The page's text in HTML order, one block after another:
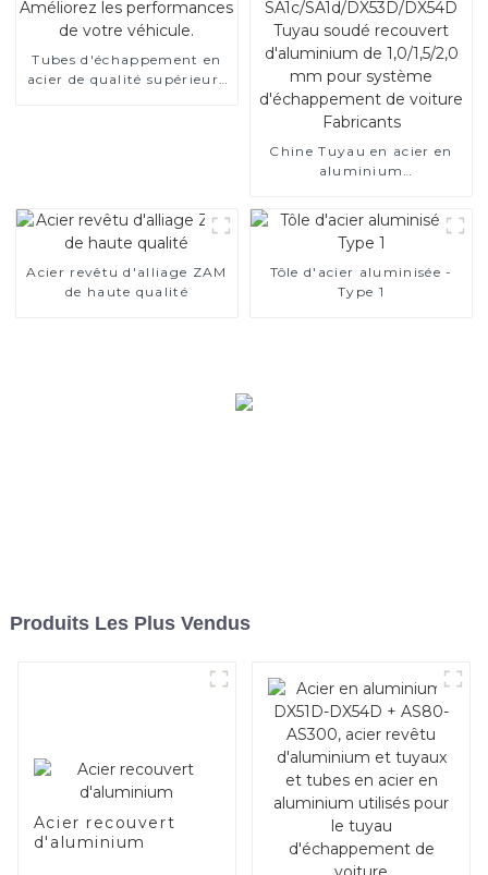
Tubes d'échappement en
acier de qualité supérieure
Chine Tuyau en acier en
aluminium
d'aluminium de 1,0/1,5/2,0
mm pour système
d'échappement de voiture
Fabricants
Acier revêtu d'alliage ZAM
de haute qualité
Tôle d'acier aluminisée -
Type 1
Produits Les Plus Vendus
Acier recouvert
d'aluminium